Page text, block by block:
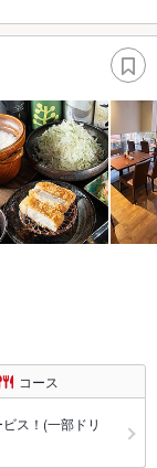
コース
ス！(一部ドリ